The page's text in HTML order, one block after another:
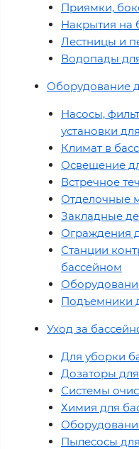
Приямки,
Накрытия на
Лестницы и
Водопады
Оборудование
Насосы,
установки
Климат в
Освещение
Встречное
Отделочные
Закладные
Ограждения
Станции
бассейном
Подъемники
Уход за
Для уборки
Дозаторы
Системы
Химия для
Пылесосы